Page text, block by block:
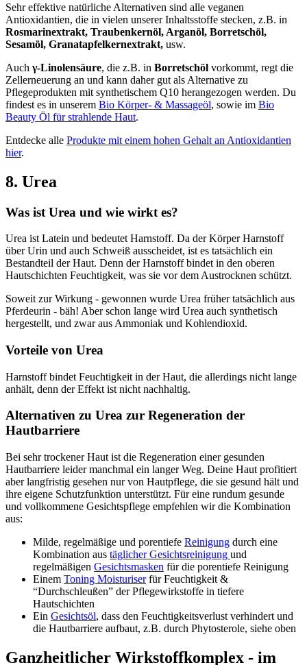
Sehr effektive natürliche Alternativen sind alle veganen
Antioxidantien, die in vielen unserer Inhaltsstoffe stecken, z.B. in
Rosmarinextrakt, Traubenkernöl, Arganöl, Borretschöl,
Sesamöl, Granatapfelkernextrakt, usw.
Auch γ-Linolensäure, die z.B. in Borretschöl vorkommt, regt die
Zellerneuerung an und kann daher gut als Alternative zu
Pflegeprodukten mit synthetischem Q10 herangezogen werden. Du
findest es in unserem Bio Körper- & Massageöl, sowie im Bio
Beauty Öl für strahlende Haut.
Entdecke alle Produkte mit einem hohen Gehalt an Antioxidantien
hier.
8. Urea
Was ist Urea und wie wirkt es?
Urea ist Latein und bedeutet Harnstoff. Da der Körper Harnstoff
über Urin und auch Schweiß ausscheidet, ist es tatsächlich ein
Bestandteil der Haut. Denn der Harnstoff bindet in den oberen
Hautschichten Feuchtigkeit, was sie vor dem Austrocknen schützt.
Soweit zur Wirkung - gewonnen wurde Urea früher tatsächlich aus
Pferdeurin - bäh! Aber schon lange wird Urea auch synthetisch
hergestellt, und zwar aus Ammoniak und Kohlendioxid.
Vorteile von Urea
Harnstoff bindet Feuchtigkeit in der Haut, die allerdings nicht lange
anhält, denn der Effekt ist nicht nachhaltig.
Alternativen zu Urea zur Regeneration der
Hautbarriere
Bei sehr trockener Haut ist die Regeneration einer gesunden
Hautbarriere leider manchmal ein langer Weg. Deine Haut profitiert
aber langfristig gesehen nur von Hautpflege, die sie gesund hält und
ihre eigene Schutzfunktion unterstützt. Für eine rundum gesunde
und vollkommene Gesichtspflege empfehlen wir die Kombination
aus:
Milde, regelmäßige und porentiefe Reinigung durch eine
Kombination aus täglicher Gesichtsreinigung und
regelmäßigen Gesichtsmasken für die porentiefe Reinigung
Einem Toning Moisturiserfür Feuchtigkeit &
“Durchschleußen” der Pflegewirkstoffe in tiefere
Hautschichten
Ein Gesichtsöl, dass den Feuchtigkeitsverlust verhindert und
die Hautbarriere aufbaut, z.B. durch Phytosterole, siehe oben
Ganzheitlicher Wirkstoffkomplex - im